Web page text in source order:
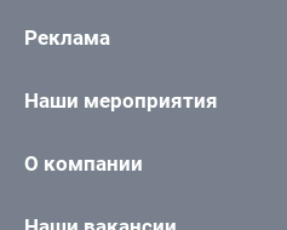
Реклама
Наши мероприятия
О компании